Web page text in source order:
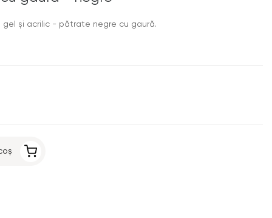
şi acrilic - pătrate negre cu gaură.